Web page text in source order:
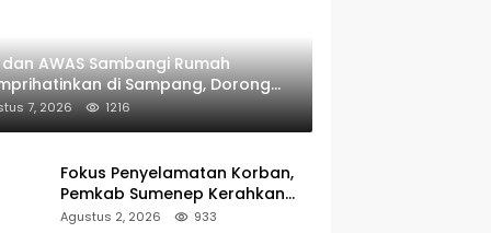
dan AWAS Sambangi Rumah
di Sampang, Dorong
Beri Bantuan RTLH
7, 2026 1216
Fokus Penyelamatan Korban,
Pemkab Sumenep Kerahkan
Tim Medis dan Ambulans ke
Agustus 2, 2026 933